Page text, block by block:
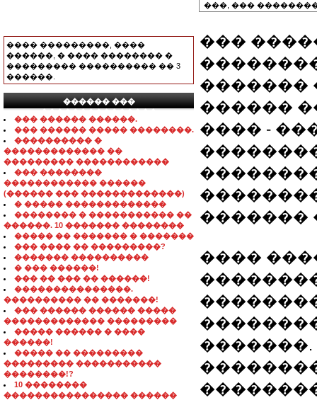
���� ���������, ����
������, � ���� �������� �
��������� ���������� �� 3
������.
������ ���
���������������
��� ������ ������.
��� ������ ����� ��������.
���������� �
������������� ��
��������� ������������
��� ��������
������������ ������
(������ ��� �������������)
� ����� �������������
�������� � ����������� ��
������. 10 ������� ��������
����� �� ������� � �������
��� ���� �� ���������?
������� ����������
� ��� ������!
��� �� ��� �� ������!
���������������.
���������� �� �������!
��� ������ ������ �����
������������� ���������
����� ������ � ����
������!
����� �� ���������
��������� �����������
��������!?
10 ��������
���������������� ������
���, ���
���
�������
������
���� -
�������
����